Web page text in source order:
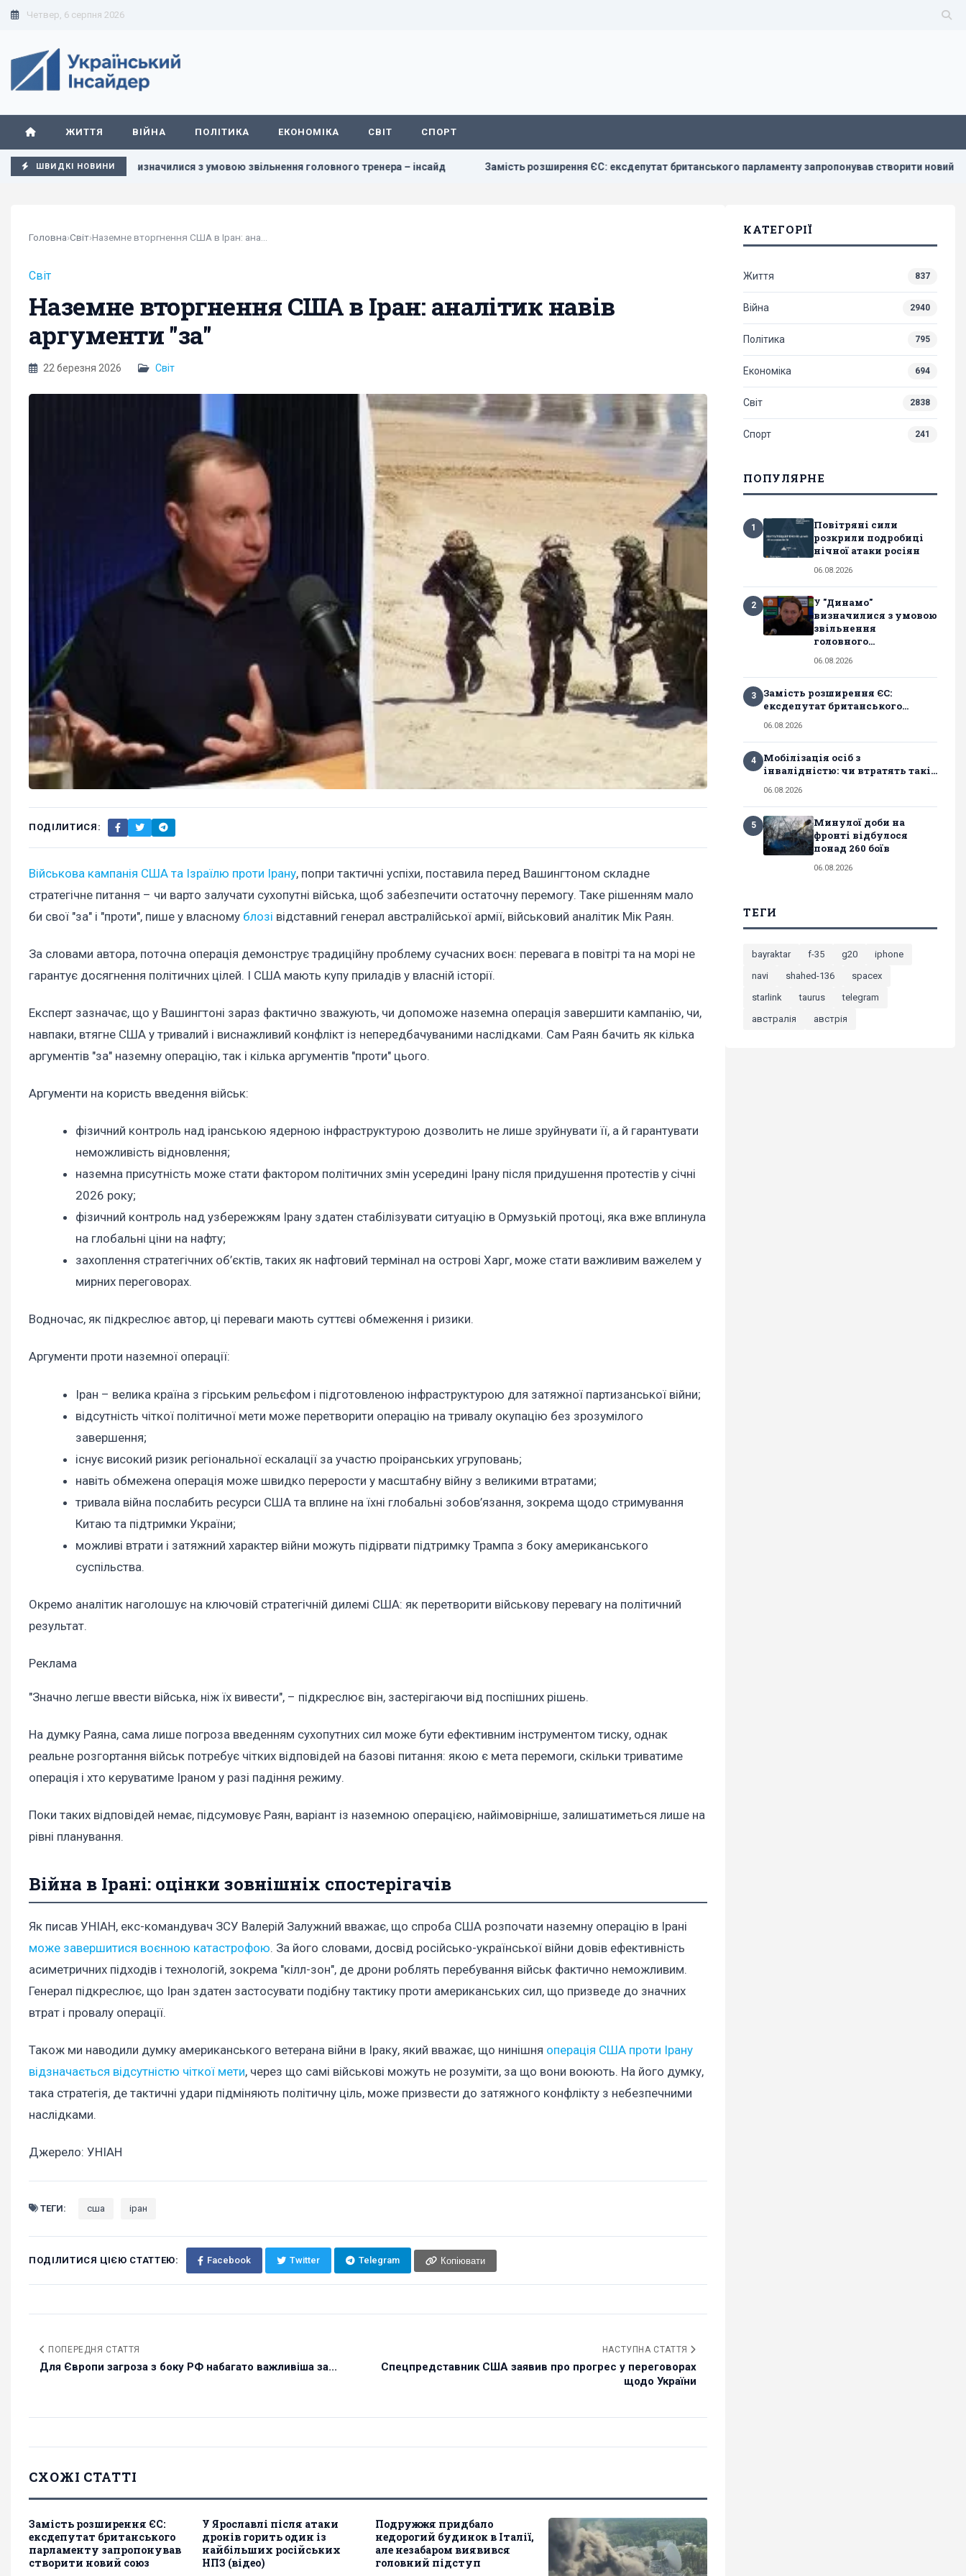
Четвер, 6 серпня 2026
ЖИТТЯ ВІЙНА ПОЛІТИКА ЕКОНОМІКА СВІТ СПОРТ
ШВИДКІ НОВИНИ
визначилися з умовою звільнення головного тренера – інсайд Замість розширення ЄС: ексдепутат британського парламенту запропонував створити новий союз
Головна›Світ›
Світ
Наземне вторгнення США в Іран: аналітик навів
аргументи "за"
22 березня 2026 Світ
ПОДІЛИТИСЯ:
Військова кампанія США та Ізраїлю проти Ірану, попри тактичні успіхи, поставила перед Вашингтоном складне
стратегічне питання – чи варто залучати сухопутні війська, щоб забезпечити остаточну перемогу. Таке рішенням мало
би свої "за" і "проти", пише у власному блозі відставний генерал австралійської армії, військовий аналітик Мік Раян.
За словами автора, поточна операція демонструє традиційну проблему сучасних воєн: перевага в повітрі та на морі не
гарантує досягнення політичних цілей. І США мають купу приладів у власній історії.
Експерт зазначає, що у Вашингтоні зараз фактично зважують, чи допоможе наземна операція завершити кампанію, чи,
навпаки, втягне США у тривалий і виснажливий конфлікт із непередбачуваними наслідками. Сам Раян бачить як кілька
аргументів "за" наземну операцію, так і кілька аргументів "проти" цього.
Аргументи на користь введення військ:
фізичний контроль над іранською ядерною інфраструктурою дозволить не лише зруйнувати її, а й гарантувати
неможливість відновлення;
наземна присутність може стати фактором політичних змін усередині Ірану після придушення протестів у січні
2026 року;
фізичний контроль над узбережжям Ірану здатен стабілізувати ситуацію в Ормузькій протоці, яка вже вплинула
на глобальні ціни на нафту;
захоплення стратегічних об’єктів, таких як нафтовий термінал на острові Харг, може стати важливим важелем у
мирних переговорах.
Водночас, як підкреслює автор, ці переваги мають суттєві обмеження і ризики.
Аргументи проти наземної операції:
Іран – велика країна з гірським рельєфом і підготовленою інфраструктурою для затяжної партизанської війни;
відсутність чіткої політичної мети може перетворити операцію на тривалу окупацію без зрозумілого
завершення;
існує високий ризик регіональної ескалації за участю проіранських угруповань;
навіть обмежена операція може швидко перерости у масштабну війну з великими втратами;
тривала війна послабить ресурси США та вплине на їхні глобальні зобов’язання, зокрема щодо стримування
Китаю та підтримки України;
можливі втрати і затяжний характер війни можуть підірвати підтримку Трампа з боку американського
суспільства.
Окремо аналітик наголошує на ключовій стратегічній дилемі США: як перетворити військову перевагу на політичний
результат.
Реклама
"Значно легше ввести війська, ніж їх вивести", – підкреслює він, застерігаючи від поспішних рішень.
На думку Раяна, сама лише погроза введенням сухопутних сил може бути ефективним інструментом тиску, однак
реальне розгортання військ потребує чітких відповідей на базові питання: якою є мета перемоги, скільки триватиме
операція і хто керуватиме Іраном у разі падіння режиму.
Поки таких відповідей немає, підсумовує Раян, варіант із наземною операцією, найімовірніше, залишатиметься лише на
рівні планування.
Війна в Ірані: оцінки зовнішніх спостерігачів
Як писав УНІАН, екс-командувач ЗСУ Валерій Залужний вважає, що спроба США розпочати наземну операцію в Ірані
може завершитися воєнною катастрофою. За його словами, досвід російсько-української війни довів ефективність
асиметричних підходів і технологій, зокрема "кілл-зон", де дрони роблять перебування військ фактично неможливим.
Генерал підкреслює, що Іран здатен застосувати подібну тактику проти американських сил, що призведе до значних
втрат і провалу операції.
Також ми наводили думку американського ветерана війни в Іраку, який вважає, що нинішня операція США проти Ірану
відзначається відсутністю чіткої мети, через що самі військові можуть не розуміти, за що вони воюють. На його думку,
така стратегія, де тактичні удари підміняють політичну ціль, може призвести до затяжного конфлікту з небезпечними
наслідками.
Джерело: УНІАН
ТЕГИ: сша іран
ПОДІЛИТИСЯ ЦІЄЮ СТАТТЕЮ: Facebook Twitter Telegram Копіювати
ПОПЕРЕДНЯ СТАТТЯ
Для Європи загроза з боку РФ набагато важливіша за...
НАСТУПНА СТАТТЯ
Спецпредставник США заявив про прогрес у переговорах
щодо України
СХОЖІ СТАТТІ
Замість розширення ЄС:
ексдепутат британського
парламенту запропонував
створити новий союз
У Ярославлі після атаки
дронів горить один із
найбільших російських
НПЗ (відео)
Подружжя придбало
недорогий будинок в Італії,
але незабаром виявився
головний підступ
КАТЕГОРІЇ
Життя 837
Війна 2940
Політика 795
Економіка 694
Світ 2838
Спорт 241
ПОПУЛЯРНЕ
1
Повітряні сили
розкрили подробиці
нічної атаки росіян
06.08.2026
2
У "Динамо"
визначилися з умовою
звільнення
головного...
06.08.2026
3
Замість розширення ЄС:
ексдепутат британського...
06.08.2026
4
Мобілізація осіб з
інвалідністю: чи втратять такі...
06.08.2026
5
Минулої доби на
фронті відбулося
понад 260 боїв
06.08.2026
ТЕГИ
bayraktar f-35 g20
iphone
navi
shahed-136
spacex
starlink
taurus
telegram
австралія
австрія